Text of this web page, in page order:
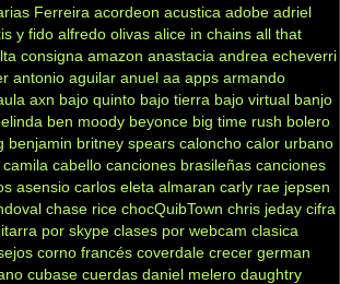
Ferreira acordeon acustica adobe adriel
y fido alfredo olivas alice in chains all that
consigna amazon anastacia andrea echeverri
antonio aguilar anuel aa apps armando
axn bajo quinto bajo tierra bajo virtual banjo
ben moody beyonce big time rush bolero
benjamin britney spears caloncho calor urbano
camila cabello canciones brasileñas canciones
asensio carlos eleta almaran carly rae jepsen
chase rice chocQuibTown chris jeday cifra
por skype clases por webcam clasica
corno francés coverdale crecer german
cubase cuerdas daniel melero daughtry